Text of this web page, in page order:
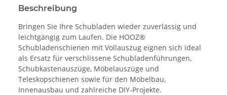
Beschreibung
Bringen Sie Ihre Schubladen wieder zuverlässig und
leichtgängig zum Laufen. Die HOOZ®
Schubladenschienen mit Vollauszug eignen sich ideal
als Ersatz für verschlissene Schubladenführungen,
Schubkastenauszüge, Möbelauszüge und
Teleskopschienen sowie für den Möbelbau,
Innenausbau und zahlreiche DIY-Projekte.